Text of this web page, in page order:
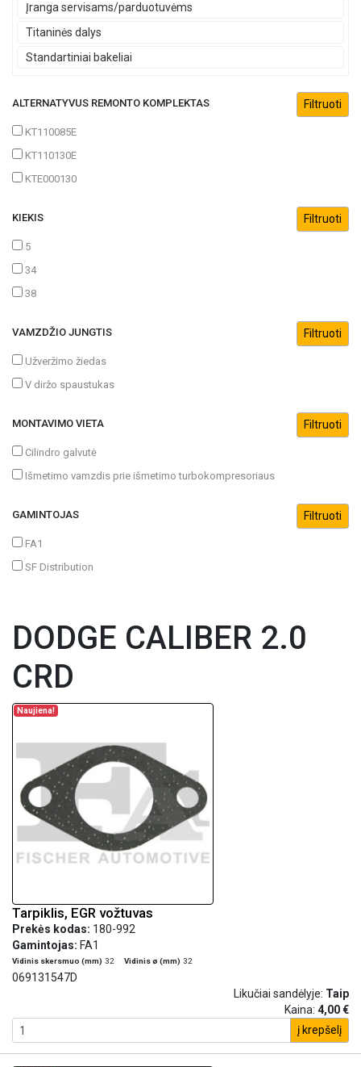
Įranga servisams/parduotuvėms
Titaninės dalys
Standartiniai bakeliai
ALTERNATYVUS REMONTO KOMPLEKTAS
KT110085E
KT110130E
KTE000130
KIEKIS
5
34
38
VAMZDŽIO JUNGTIS
Užveržimo žiedas
V diržo spaustukas
MONTAVIMO VIETA
Cilindro galvutė
Išmetimo vamzdis prie išmetimo turbokompresoriaus
GAMINTOJAS
FA1
SF Distribution
DODGE CALIBER 2.0
CRD
Naujiena!
Tarpiklis, EGR vožtuvas
Prekės kodas: 180-992
Gamintojas: FA1
Vidinis skersmuo (mm) 32 Vidinis ø (mm) 32
069131547D
Likučiai sandėlyje: Taip
Kaina: 4,00 €
į krepšelį